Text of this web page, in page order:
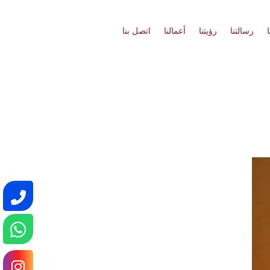
رسالتنا رؤيتنا أعمالنا اتصل بنا